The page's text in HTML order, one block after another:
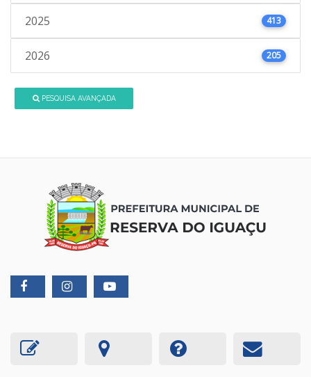
2025 413
2026 205
PESQUISA AVANÇADA